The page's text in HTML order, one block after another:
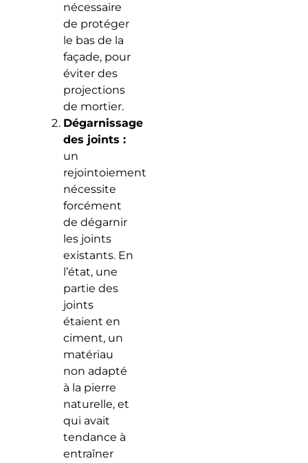
nécessaire
de protéger
le bas de la
façade, pour
éviter des
projections
de mortier.
Dégarnissage
des joints :
un
rejointoiement
nécessite
forcément
de dégarnir
les joints
existants. En
l’état, une
partie des
joints
étaient en
ciment, un
matériau
non adapté
à la pierre
naturelle, et
qui avait
tendance à
entraîner